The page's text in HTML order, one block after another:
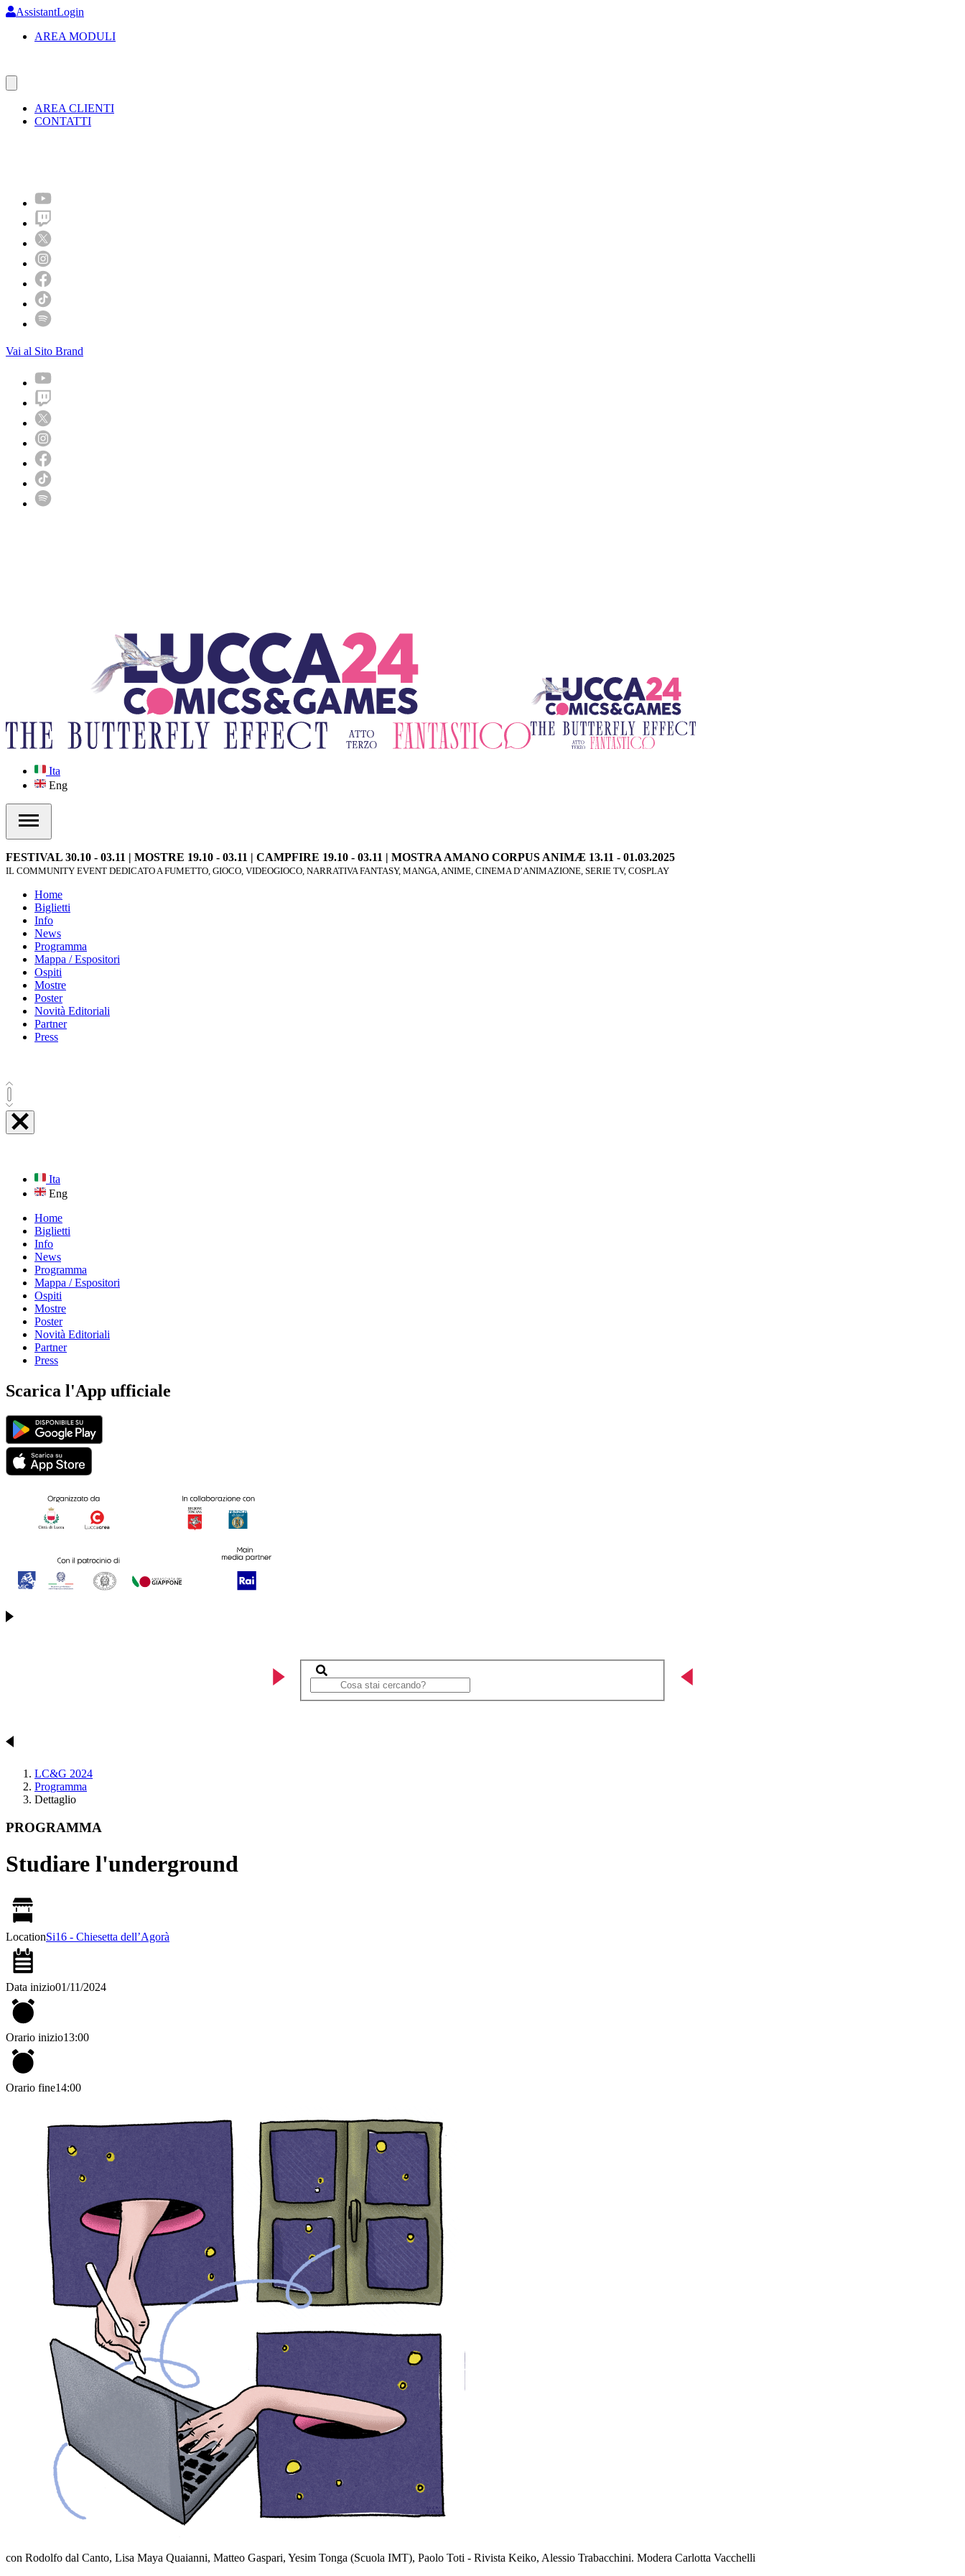
Skip
main
AssistantLogin
AREA MODULI
AREA CLIENTI
CONTATTI
Vai al Sito Brand
Ita
Eng
FESTIVAL 30.10 - 03.11 | MOSTRE 19.10 - 03.11 | CAMPFIRE 19.10 - 03.11 | MOSTRA AMANO CORPUS ANIMÆ 13.11 - 01.03.2025
IL COMMUNITY EVENT DEDICATO A FUMETTO, GIOCO, VIDEOGIOCO, NARRATIVA FANTASY, MANGA, ANIME, CINEMA D’ANIMAZIONE, SERIE TV, COSPLAY
Home
Biglietti
Info
News
Programma
Mappa / Espositori
Ospiti
Mostre
Poster
Novità Editoriali
Partner
Press
Ita
Eng
Home
Biglietti
Info
News
Programma
Mappa / Espositori
Ospiti
Mostre
Poster
Novità Editoriali
Partner
Press
Scarica l'App ufficiale
LC&G 2024
Programma
Dettaglio
PROGRAMMA
Studiare l'underground
LocationSi16 - Chiesetta dell’Agorà
Data inizio01/11/2024
Orario inizio13:00
Orario fine14:00
con Rodolfo dal Canto, Lisa Maya Quaianni, Matteo Gaspari, Yesim Tonga (Scuola IMT), Paolo Toti - Rivista Keiko, Alessio Trabacchini. Modera Carlotta Vacchelli